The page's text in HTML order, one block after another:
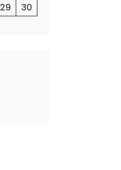
29
30